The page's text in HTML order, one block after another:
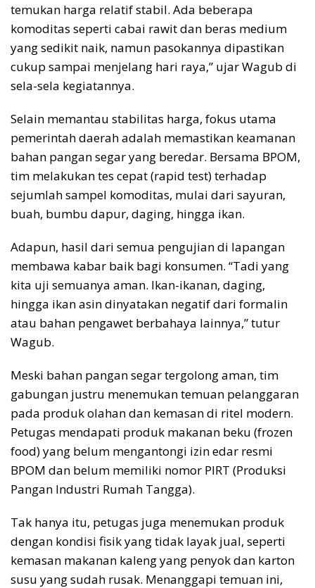
temukan harga relatif stabil. Ada beberapa
komoditas seperti cabai rawit dan beras medium
yang sedikit naik, namun pasokannya dipastikan
cukup sampai menjelang hari raya,” ujar Wagub di
sela-sela kegiatannya.
Selain memantau stabilitas harga, fokus utama
pemerintah daerah adalah memastikan keamanan
bahan pangan segar yang beredar. Bersama BPOM,
tim melakukan tes cepat (rapid test) terhadap
sejumlah sampel komoditas, mulai dari sayuran,
buah, bumbu dapur, daging, hingga ikan.
Adapun, hasil dari semua pengujian di lapangan
membawa kabar baik bagi konsumen. “Tadi yang
kita uji semuanya aman. Ikan-ikanan, daging,
hingga ikan asin dinyatakan negatif dari formalin
atau bahan pengawet berbahaya lainnya,” tutur
Wagub.
Meski bahan pangan segar tergolong aman, tim
gabungan justru menemukan temuan pelanggaran
pada produk olahan dan kemasan di ritel modern.
Petugas mendapati produk makanan beku (frozen
food) yang belum mengantongi izin edar resmi
BPOM dan belum memiliki nomor PIRT (Produksi
Pangan Industri Rumah Tangga).
Tak hanya itu, petugas juga menemukan produk
dengan kondisi fisik yang tidak layak jual, seperti
kemasan makanan kaleng yang penyok dan karton
susu yang sudah rusak. Menanggapi temuan ini,